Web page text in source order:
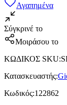
Αγαπημένα
Σύγκρινέ το
Μοιράσου το
ΚΩΔΙΚΟΣ SKU:
Κατασκευαστής:
Κωδικός:122862